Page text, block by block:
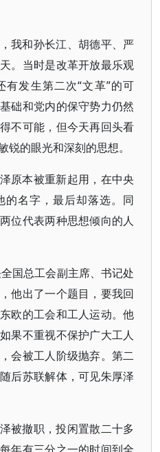
我和孙长江、胡德平、严
。当时是改革开放最乐观
发生第二次“文革”的可
础和党内的保守势力仍然
不可能，但今天再回头看
的眼光和深刻的思想。
原本被重新起用，在中央
名字，最后却落选。同
位代表两种思想倾向的人
国总工会副主席、书记处
他出了一个题目，要我回
欧的工会和工人运动。他
果不重视不保护广大工人
会被工人阶级抛弃。第二
后苏联解体，可见朱厚泽
被撤职，投闲置散二十多